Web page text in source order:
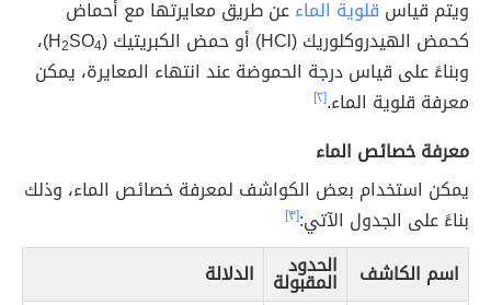
ويتم قياس قلوية الماءعن طريق معايرتها مع أحماض
كحمض الهيدروكلوريك (HCl) أو حمض الكبريتيك (H
2SO4
)،
وبناءً على قياس درجة الحموضة عند انتهاء المعايرة، يمكن
معرفة قلوية الماء.[٢]
معرفة خصائص الماء
يمكن استخدام بعض الكواشف لمعرفة خصائص الماء، وذلك
بناءً على الجدول الآتي:[٣]
اسم الكاشف الحدود
المقبولة الدلالة